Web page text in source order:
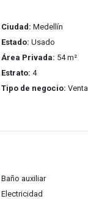
Ciudad: Medellín
Estado: Usado
Área Privada: 54 m²
Estrato: 4
Tipo de negocio: Venta
Baño auxiliar
Electricidad